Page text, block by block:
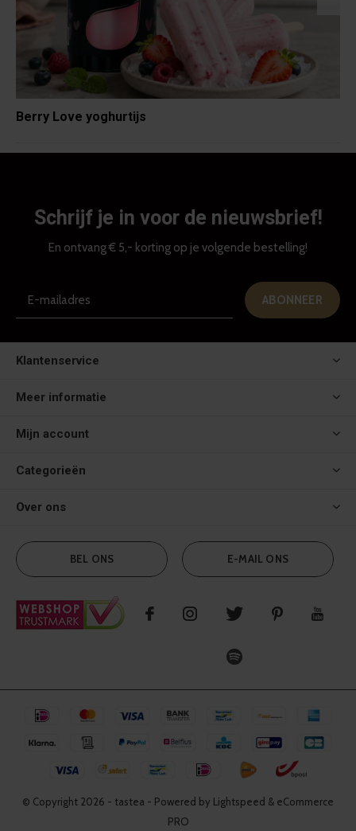
Berry Love yoghurtijs
Schrijf je in voor de nieuwsbrief!
En ontvang € 5,- korting op je volgende bestelling!
ABONNEER
Klantenservice
Meer informatie
Mijn account
Categorieën
Over ons
BEL ONS E-MAIL ONS
© Copyright 2026 - tastea - Powered by Lightspeed & eCommerce
PRO